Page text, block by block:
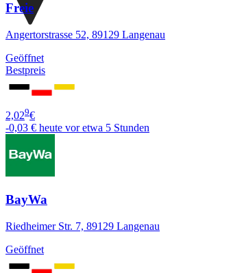
Freie
Angertorstrasse 52, 89129 Langenau
Geöffnet
Bestpreis
2,029€
-0,03 € heute vor etwa 5 Stunden
BayWa
Riedheimer Str. 7, 89129 Langenau
Geöffnet